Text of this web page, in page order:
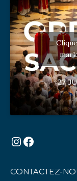
Instagram
Facebook
CONTACTEZ-